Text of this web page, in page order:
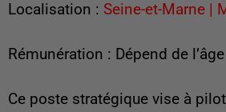
Localisation : Seine-et-Marne |
Rémunération : Dépend de l’âge
Ce poste stratégique vise à